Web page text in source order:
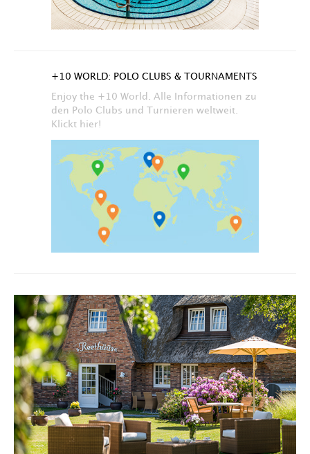
+10 WORLD: POLO CLUBS & TOURNAMENTS
Enjoy the +10 World. Alle Informationen zu
den Polo Clubs und Turnieren weltweit.
Klickt hier!